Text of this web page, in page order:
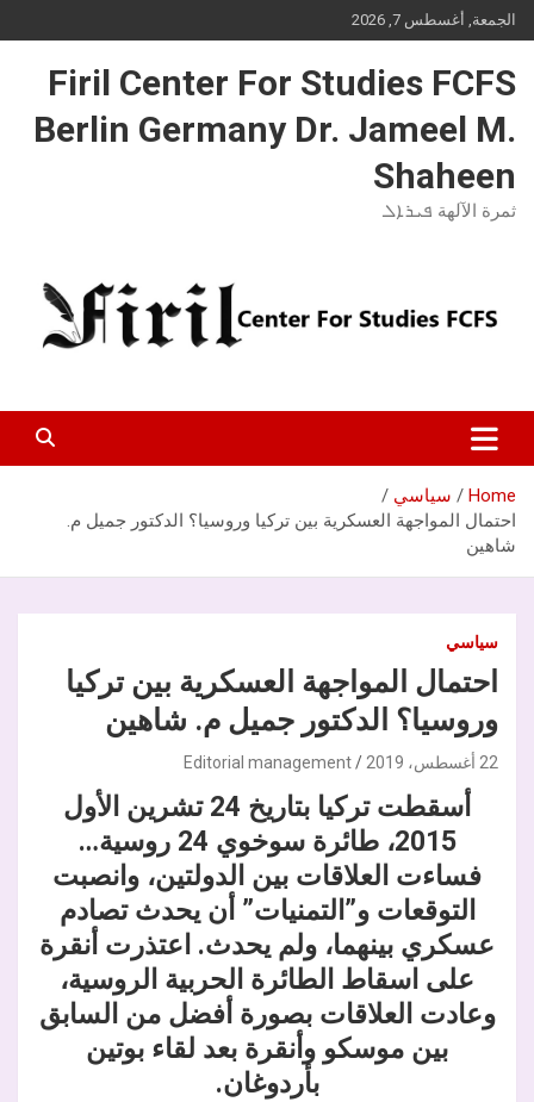
Skip
to
الجمعة, أغسطس 7, 2026
Firil Center For Studies FCFS
Berlin Germany Dr. Jameel M.
Shaheen
ثمرة الآلهة ܦܝܪܐܠ
Home
سياسي
احتمال المواجهة العسكرية بين تركيا وروسيا؟ الدكتور جميل م.
شاهين
سياسي
احتمال المواجهة العسكرية بين تركيا
وروسيا؟ الدكتور جميل م. شاهين
22 أغسطس، 2019 Editorial management
أسقطت تركيا بتاريخ 24 تشرين الأول
2015، طائرة سوخوي 24 روسية…
فساءت العلاقات بين الدولتين، وانصبت
التوقعات و”التمنيات” أن يحدث تصادم
عسكري بينهما، ولم يحدث. اعتذرت أنقرة
على اسقاط الطائرة الحربية الروسية،
وعادت العلاقات بصورة أفضل من السابق
بين موسكو وأنقرة بعد لقاء بوتين
بأردوغان.